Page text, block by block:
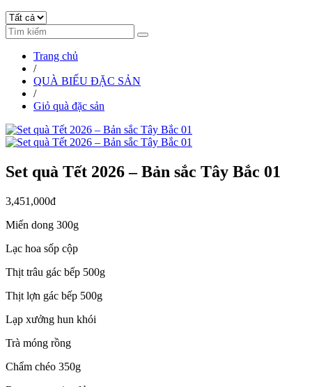
Trang chủ
/
QUÀ BIẾU ĐẶC SẢN
/
Giỏ quà đặc sản
Set quà Tết 2026 – Bản sắc Tây Bắc 01
3,451,000đ
Miến dong 300g
Lạc hoa sốp cộp
Thịt trâu gác bếp 500g
Thịt lợn gác bếp 500g
Lạp xưởng hun khói
Trà móng rồng
Chẩm chéo 350g